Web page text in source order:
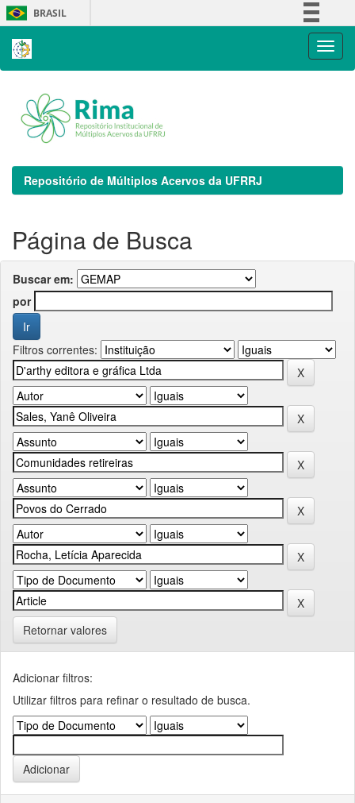
Skip
navigation
BRASIL
Repositório de Múltiplos Acervos da UFRRJ
Página de Busca
Buscar em:
por
Filtros correntes:
Retornar valores
Adicionar filtros:
Utilizar filtros para refinar o resultado de busca.